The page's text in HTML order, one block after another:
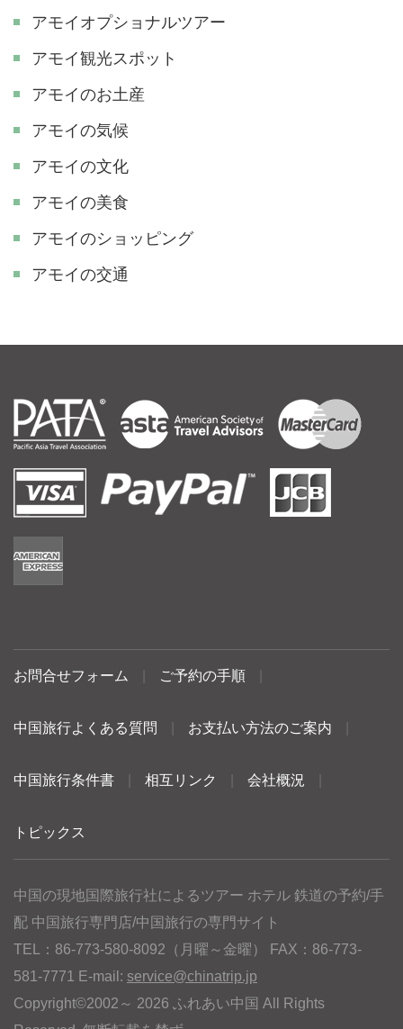
アモイオプショナルツアー
アモイ観光スポット
アモイのお土産
アモイの気候
アモイの文化
アモイの美食
アモイのショッピング
アモイの交通
お問合せフォーム ご予約の手順
中国旅行よくある質問 お支払い方法のご案内
中国旅行条件書 相互リンク 会社概況
トピックス
中国の現地国際旅行社によるツアー ホテル 鉄道の予約/手
配 中国旅行専門店/中国旅行の専門サイト
TEL：86-773-580-8092（月曜～金曜） FAX：86-773-
581-7771 E-mail: service@chinatrip.jp
Copyright©2002～ 2026 ふれあい中国 All Rights